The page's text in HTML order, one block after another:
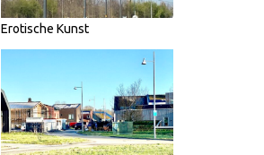
Erotische Kunst